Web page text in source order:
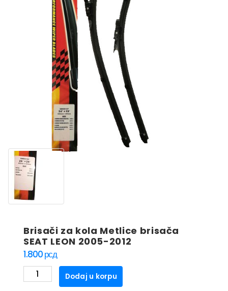
Brisači za kola Metlice brisača
SEAT LEON 2005-2012
1.800рсд
Brisači
za
Dodaj u korpu